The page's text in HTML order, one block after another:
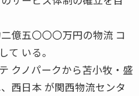
億五〇〇〇万円の物流 コ
て いる。
クノパークから苫小牧・盛
西日本 が関西物流センタ